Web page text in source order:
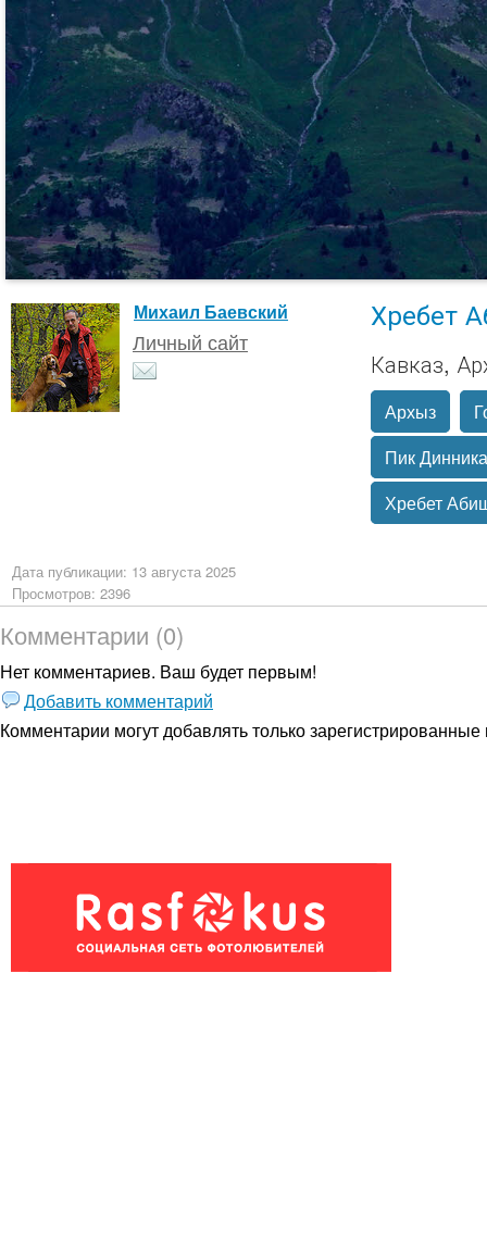
Михаил Баевский
Личный сайт
Хребет
Кавказ,
Архыз
Пик Динника
Хребет
Дата публикации: 13 августа 2025
Просмотров: 2396
Комментарии (0)
Нет комментариев. Ваш будет первым!
Добавить комментарий
Комментарии могут добавлять толькозарегистрированные